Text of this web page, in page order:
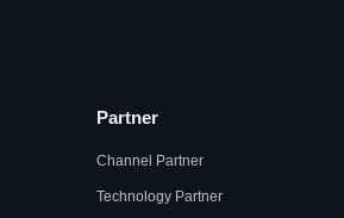
Partner
Channel Partner
Technology Partner